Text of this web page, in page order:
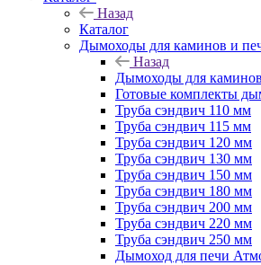
Назад
Каталог
Дымоходы для каминов и
Назад
Дымоходы для
Готовые комплекты
Труба сэндвич 110 мм
Труба сэндвич 115 мм
Труба сэндвич 120 мм
Труба сэндвич 130 мм
Труба сэндвич 150 мм
Труба сэндвич 180 мм
Труба сэндвич 200 мм
Труба сэндвич 220 мм
Труба сэндвич 250 мм
Дымоход для печи